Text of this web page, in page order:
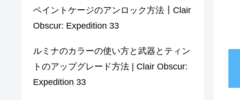
ペイントケージのアンロック方法┃Clair
Obscur: Expedition 33
ルミナのカラーの使い方と武器とティン
トのアップグレード方法 | Clair Obscur:
Expedition 33